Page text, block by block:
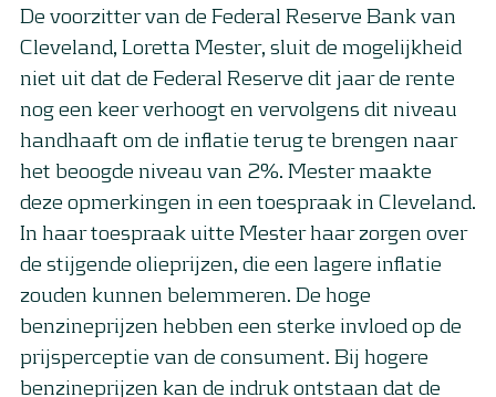
De voorzitter van de Federal Reserve Bank van
Cleveland, Loretta Mester, sluit de mogelijkheid
niet uit dat de Federal Reserve dit jaar de rente
nog een keer verhoogt en vervolgens dit niveau
handhaaft om de inflatie terug te brengen naar
het beoogde niveau van 2%. Mester maakte
deze opmerkingen in een toespraak in Cleveland.
In haar toespraak uitte Mester haar zorgen over
de stijgende olieprijzen, die een lagere inflatie
zouden kunnen belemmeren. De hoge
benzineprijzen hebben een sterke invloed op de
prijsperceptie van de consument. Bij hogere
benzineprijzen kan de indruk ontstaan ​​dat de